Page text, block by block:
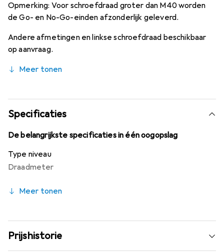
Opmerking: Voor schroefdraad groter dan M40 worden
de Go- en No-Go-einden afzonderlijk geleverd.
Andere afmetingen en linkse schroefdraad beschikbaar
op aanvraag.
Meer tonen
Specificaties
De belangrijkste specificaties in één oogopslag
Type niveau
Draadmeter
Meer tonen
Prijshistorie